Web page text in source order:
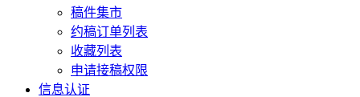
稿件集市
约稿订单列表
收藏列表
申请接稿权限
信息认证